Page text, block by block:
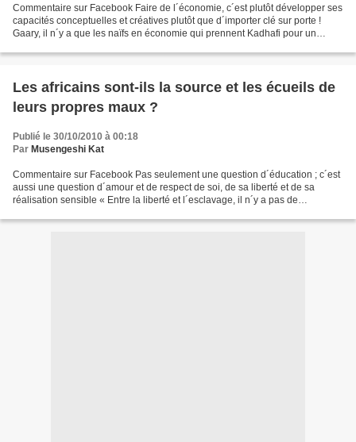
Commentaire sur Facebook Faire de l´économie, c´est plutôt développer ses
capacités conceptuelles et créatives plutôt que d´importer clé sur porte !
Gaary, il n´y a que les naïfs en économie qui prennent Kadhafi pour un
Les africains sont-ils la source et les écueils de
leurs propres maux ?
Publié le 30/10/2010 à 00:18
Par Musengeshi Kat
Commentaire sur Facebook Pas seulement une question d´éducation ; c´est
aussi une question d´amour et de respect de soi, de sa liberté et de sa
réalisation sensible « Entre la liberté et l´esclavage, il n´y a pas de